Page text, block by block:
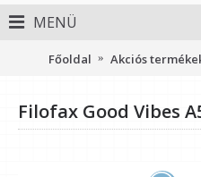
MENÜ
Főoldal Akciós
Filofax Good Vibes